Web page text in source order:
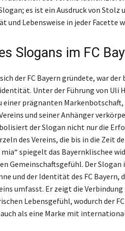
es ist ein Ausdruck von
und Lebensweise in jeder Facette
Slogans im FC
der FC Bayern gründete, war
Unter der Führung von Uli
einer prägnanten
und seiner Anhänger
der Slogan nicht nur die
des Vereins, die bis in die Zeit
mia“ spiegelt das Bayernklischee
Gemeinschaftsgefühl. Der
und der Identität des FC Bayern,
umfasst. Er zeigt die
Lebensgefühl, wodurch der
als eine Marke mit